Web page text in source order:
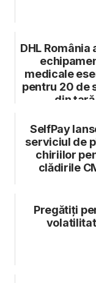
DHL România
medicale
pentru 20 de
din țară
SelfPay
serviciul de
chiriilor
clădirile
Pregătiți